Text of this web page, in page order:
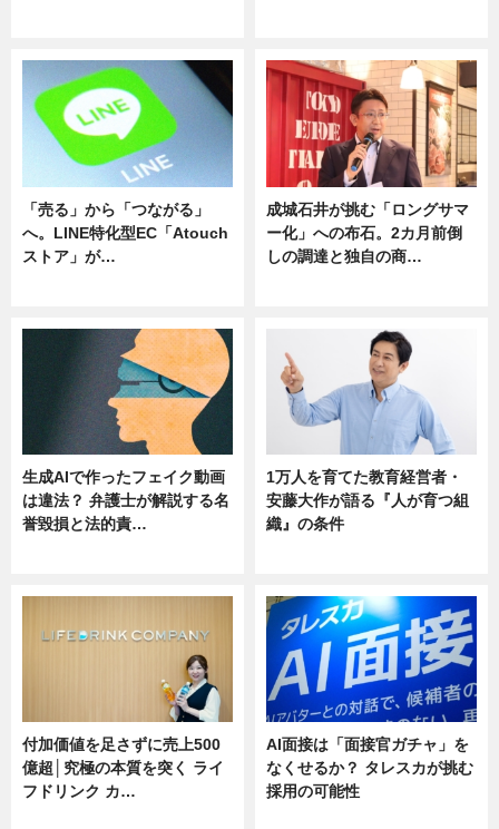
「売る」から「つながる」
へ。LINE特化型EC「Atouch
ストア」が…
成城石井が挑む「ロングサマ
ー化」への布石。2カ月前倒
しの調達と独自の商…
生成AIで作ったフェイク動画
は違法？ 弁護士が解説する名
誉毀損と法的責…
1万人を育てた教育経営者・
安藤大作が語る『人が育つ組
織』の条件
付加価値を足さずに売上500
億超│究極の本質を突く ライ
フドリンク カ…
AI面接は「面接官ガチャ」を
なくせるか？ タレスカが挑む
採用の可能性